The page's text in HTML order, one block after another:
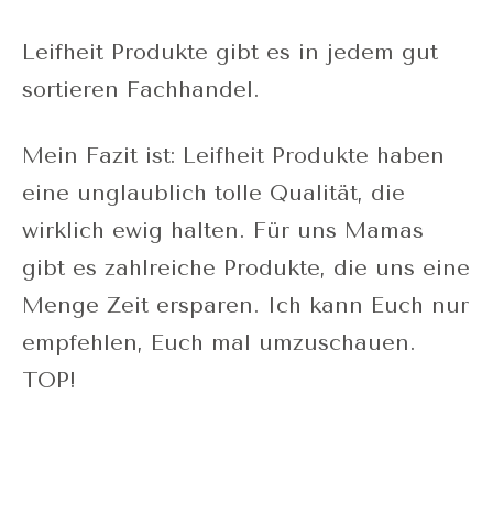
Leifheit Produkte gibt es in jedem gut
sortieren Fachhandel.
Mein Fazit ist: Leifheit Produkte haben
eine unglaublich tolle Qualität, die
wirklich ewig halten. Für uns Mamas
gibt es zahlreiche Produkte, die uns eine
Menge Zeit ersparen. Ich kann Euch nur
empfehlen, Euch mal umzuschauen.
TOP!